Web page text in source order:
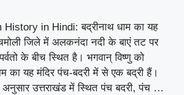
in Hindi: बद्रीनाथ धाम का यह
जिले में अलकनंदा नदी के बाएं तट पर
के बीच स्थित है। भगवान् विष्णु को
का यह मंदिर पंच-बदरी में से एक बद्री हैं।
उत्तराखंड में स्थित पंच बदरी, पंच …